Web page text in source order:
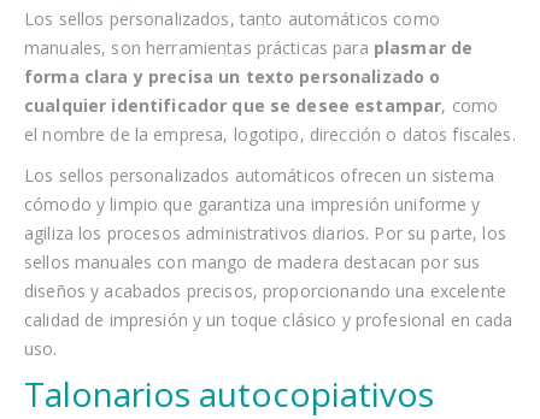
Los sellos personalizados, tanto automáticos como
manuales, son herramientas prácticas para plasmar de
forma clara y precisa un texto personalizado o
cualquier identificador que se desee estampar, como
el nombre de la empresa, logotipo, dirección o datos fiscales.
Los sellos personalizados automáticos ofrecen un sistema
cómodo y limpio que garantiza una impresión uniforme y
agiliza los procesos administrativos diarios. Por su parte, los
sellos manuales con mango de madera destacan por sus
diseños y acabados precisos, proporcionando una excelente
calidad de impresión y un toque clásico y profesional en cada
uso.
Talonarios autocopiativos